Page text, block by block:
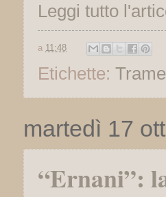
Leggi tutto
a 11:48
Etichette:
martedì 17
“Ernani”: